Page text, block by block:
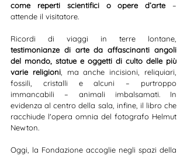
come reperti scientifici o opere d’arte –
attende il visitatore.
testimonianze di arte da affascinanti angoli
del mondo, statue e oggetti di culto delle più
varie religioni, ma anche incisioni, reliquiari,
fossili, cristalli e alcuni – purtroppo
immancabili – animali imbalsamati. In
evidenza al centro della sala, infine, il libro che
racchiude l'opera omnia del fotografo Helmut
Newton.
Oggi, la Fondazione accoglie negli spazi della